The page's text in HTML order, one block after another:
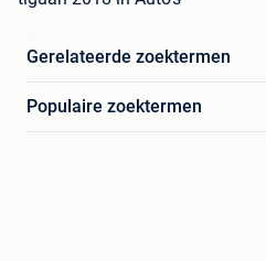
Gerelateerde zoektermen
Populaire zoektermen